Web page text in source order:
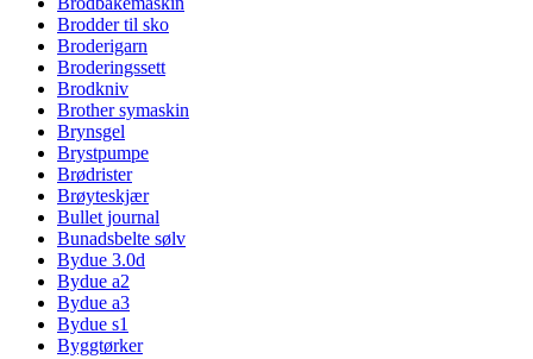
Brodder til sko
Broderigarn
Broderingssett
Brodkniv
Brother symaskin
Brynsgel
Brystpumpe
Brødrister
Brøyteskjær
Bullet journal
Bunadsbelte sølv
Bydue 3.0d
Bydue a2
Bydue a3
Bydue s1
Byggtørker